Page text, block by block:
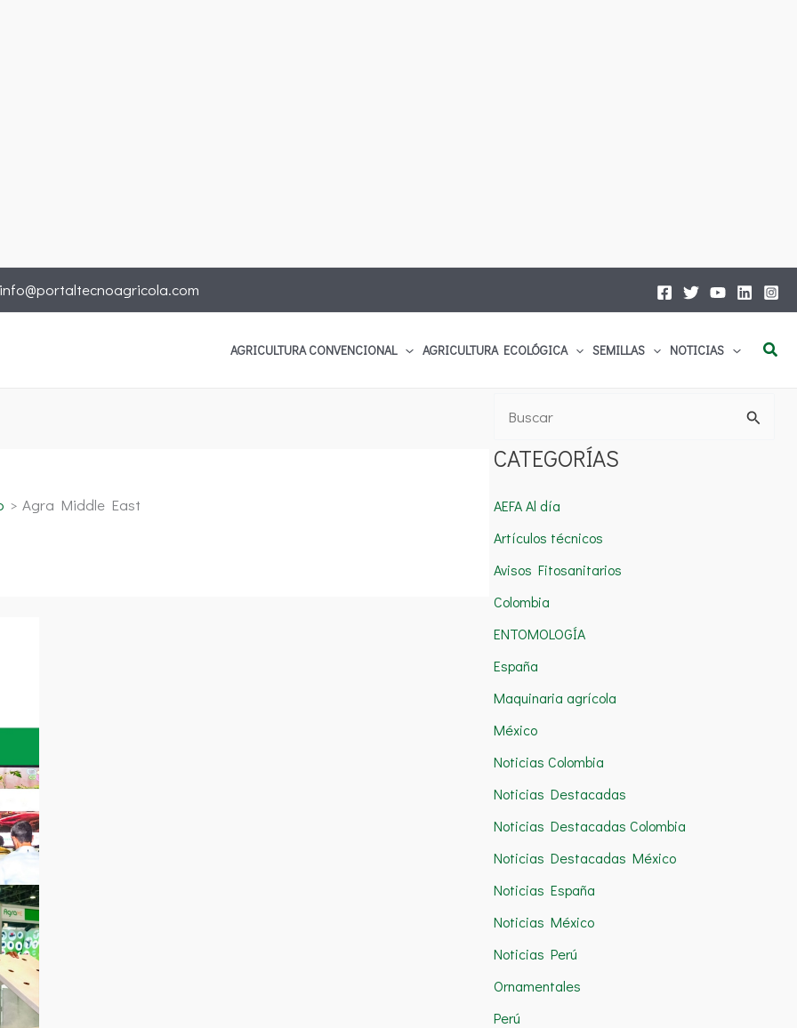
info@portaltecnoagricola.com
AGRICULTURA CONVENCIONAL AGRICULTURA ECOLÓGICA SEMILLAS NOTICIAS
Agra Middle East
u
c
a
r
:
CATEGORÍAS
AEFA Al día
Artículos técnicos
Avisos Fitosanitarios
Colombia
ENTOMOLOGÍA
España
Maquinaria agrícola
México
Noticias Colombia
Noticias Destacadas
Noticias Destacadas Colombia
Noticias Destacadas México
Noticias España
Noticias México
Noticias Perú
Ornamentales
Perú